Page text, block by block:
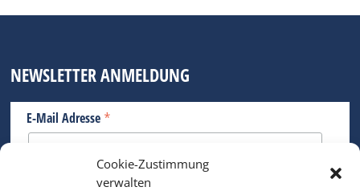
Cookie-Zustimmung
verwalten
NEWSLETTER ANMELDUNG
E-Mail Adresse *
Bitte geben Sie Ihre E-Mail Adresse ein.